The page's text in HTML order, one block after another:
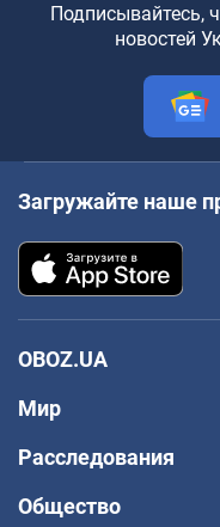
Подписывайтесь,
новостей
Загружайте наше
OBOZ.UA
Мир
Расследования
Общество